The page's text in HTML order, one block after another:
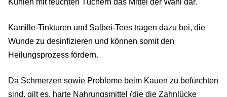
Kamille-Tinkturen und Salbei-Tees tragen dazu bei, die
Wunde zu desinfizieren und können somit den
Heilungsprozess fördern.
Da Schmerzen sowie Probleme beim Kauen zu befürchten
sind, gilt es, harte Nahrungsmittel (die die Zahnlücke